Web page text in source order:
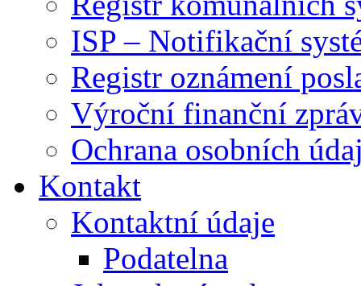
ISP – Notifikační
Registr oznámení
Výroční finanční
Ochrana osobních
Kontakt
Kontaktní údaje
Podatelna